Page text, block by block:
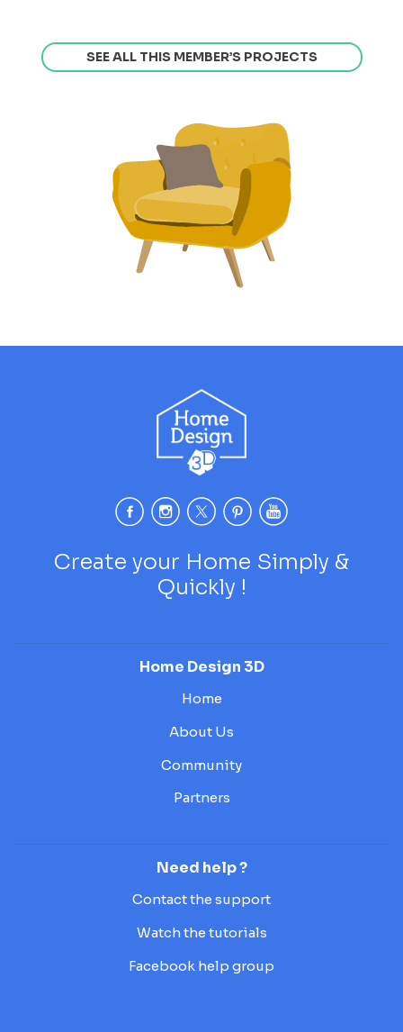
SEE ALL THIS MEMBER’S PROJECTS
Create your Home Simply &
Quickly !
Home Design 3D
Home
About Us
Community
Partners
Need help ?
Contact the support
Watch the tutorials
Facebook help group